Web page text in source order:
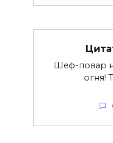
Шеф-повар
огня!